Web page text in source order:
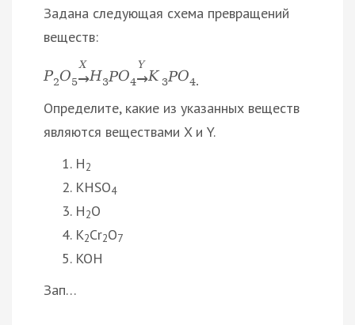
Задана следующая схема превращений
веществ:
P2O5
X
→Н3PO4
Y
→K 3PO4.
Определите, какие из указанных веществ
являются веществами X и Y.
H2
KHSO4
H2O
K2Cr2O7
KOH
Зап…